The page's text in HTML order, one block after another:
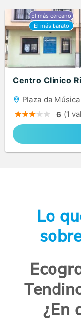
Centro Clínico
Plaza da
6 (1
Lo
¿En